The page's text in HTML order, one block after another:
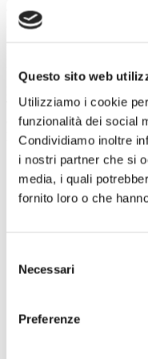
Questo sito web
Utilizziamo i cookie
funzionalità dei social
Condividiamo inoltre
i nostri partner che si
media, i quali
fornito loro o che
delNecessari
Preferenze
applicabili stipulando,
garantiscano un livello
Titolare, può
agli articoli 15, 16, 17.
particolare:
Lei ha la
conferma
La riguardano, ed
seguenti
dati
particolare
previsto